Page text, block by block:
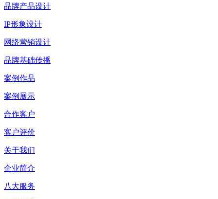
品牌产品设计
IP形象设计
网络营销设计
品牌基础传播
案例作品
案例展示
合作客户
客户评价
关于我们
企业简介
八大服务